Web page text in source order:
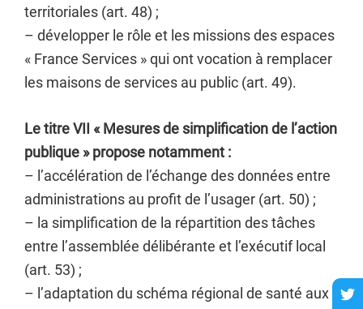
territoriales (art. 48) ;
– développer le rôle et les missions des espaces
« France Services » qui ont vocation à remplacer
les maisons de services au public (art. 49).
Le titre VII « Mesures de simplification de l’action
publique » propose notamment :
– l’accélération de l’échange des données entre
administrations au profit de l’usager (art. 50) ;
– la simplification de la répartition des tâches
entre l’assemblée délibérante et l’exécutif local
(art. 53) ;
– l’adaptation du schéma régional de santé aux